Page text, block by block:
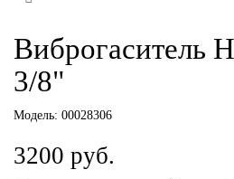
Виброгаситель
3/8"
Модель: 00028306
3200 руб.